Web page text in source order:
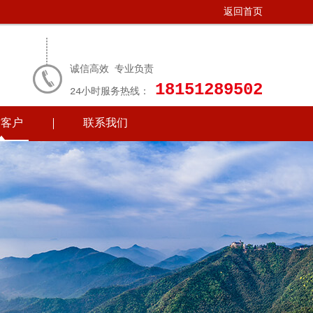
返回首页
诚信高效 专业负责
24小时服务热线： 18151289502
户 联系我们